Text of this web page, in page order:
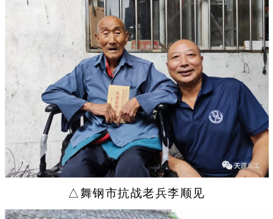
△舞钢市抗战老兵李顺见